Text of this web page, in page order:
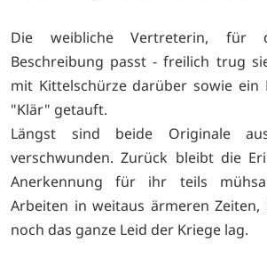
Die weibliche Vertreterin, für
Beschreibung passt - freilich trug
mit Kittelschürze darüber sowie ein
"Klär" getauft.
Längst sind beide Originale
verschwunden. Zurück bleibt die
Anerkennung für ihr teils
Arbeiten in weitaus ärmeren
noch das ganze Leid der Kriege lag.